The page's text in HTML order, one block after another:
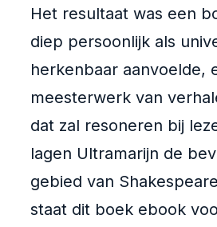
Het resultaat was een
diep persoonlijk als
herkenbaar aanvoelde,
meesterwerk van
dat zal resoneren bij
lagen Ultramarijn de
gebied van
staat dit boek ebook